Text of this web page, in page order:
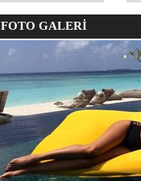
FOTO GALERİ